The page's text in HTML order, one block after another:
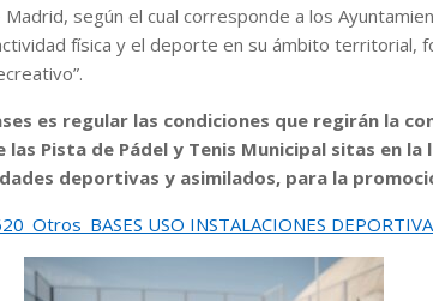
según el cual corresponde a los
física y el deporte en su ámbito territorial,
es regular las condiciones que regirán la
Pista de Pádel y Tenis Municipal sitas en la
deportivas y asimilados, para la
USO INSTALACIONES